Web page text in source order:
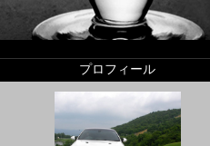
プロフィール